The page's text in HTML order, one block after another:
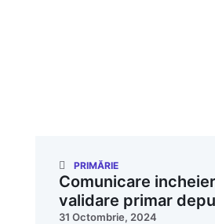
PRIMĂRIE
Comunicare
validare primar
31 Octombrie, 2024